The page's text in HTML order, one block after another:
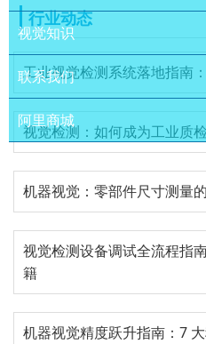
视觉知识
联系我们
阿里商城
行业动态
工业视觉检测系统落地指南
视觉检测：如何成为工业质检
机器视觉：零部件尺寸测量
视觉检测设备调试全流程指
籍
机器视觉精度跃升指南：7